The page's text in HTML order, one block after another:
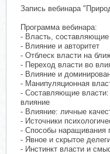
Запись вебинара
Программа вебинара:
- Власть, составляющие
- Влияние и авторитет
- Отблеск власти на
- Переход власти во
- Влияние и
- Манипуляционная
- Составляющие власти:
влияние
- Влияние: личные
- Источники
- Способы наращивания
- Явное и скрытое
- Инстинкт власти и